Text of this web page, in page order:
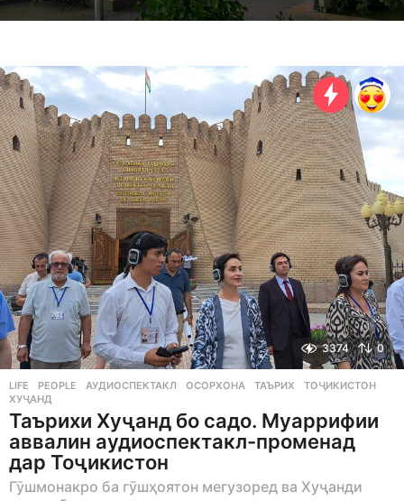
y
e
a
g
3374 0
LIFE ,PEOPLE АУДИОСПЕКТАКЛ ,ОСОРХОНА ,ТАЪРИХ ,ТОҶИКИСТОН
ХУҶАНД
Таърихи Хуҷанд бо садо. Муаррифии
аввалин аудиоспектакл-променад
дар Тоҷикистон
Гӯшмонакро ба гӯшҳоятон мегузоред ва Хуҷанди